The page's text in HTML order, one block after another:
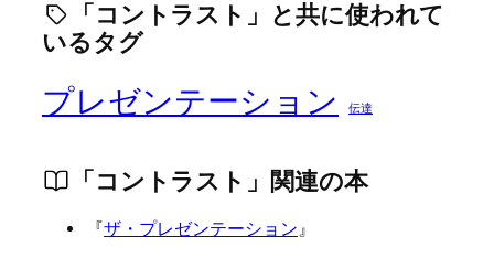
「コントラスト」と共に使われて
いるタグ
プレゼンテーション 伝達
「コントラスト」関連の本
『ザ・プレゼンテーション 』